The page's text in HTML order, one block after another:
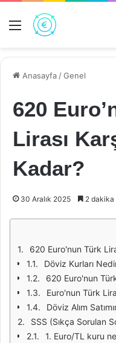
Menü
Anasayfa /Genel
620
Lirası
Kadar?
30 Aralık 2025 2 dakika
620 Euro'nun Türk
Döviz Kurları
620 Euro'nun Türk
Euro'nun Türk
Döviz Alım
SSS (Sıkça Sorulan
1. Euro/TL kuru